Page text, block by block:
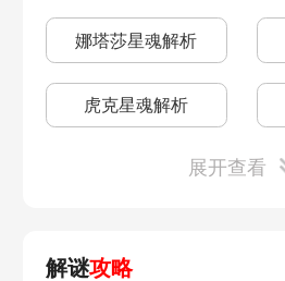
磐岩镇超级联赛
巡猎命途选什么好
雅利洛Ⅵ
雅利洛大矿区
雅利洛边缘通路
娜塔莎星魂解析
虎克星魂解析
展开查看
解谜攻略